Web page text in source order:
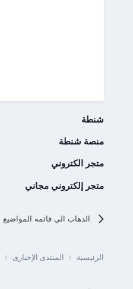
شنطة
منصة شنطة
متجر الكتروني
متجر إلكتروني مجاني
الذهاب الي قائمه المواضيع
الرئيسية المنتدى الإخبارى